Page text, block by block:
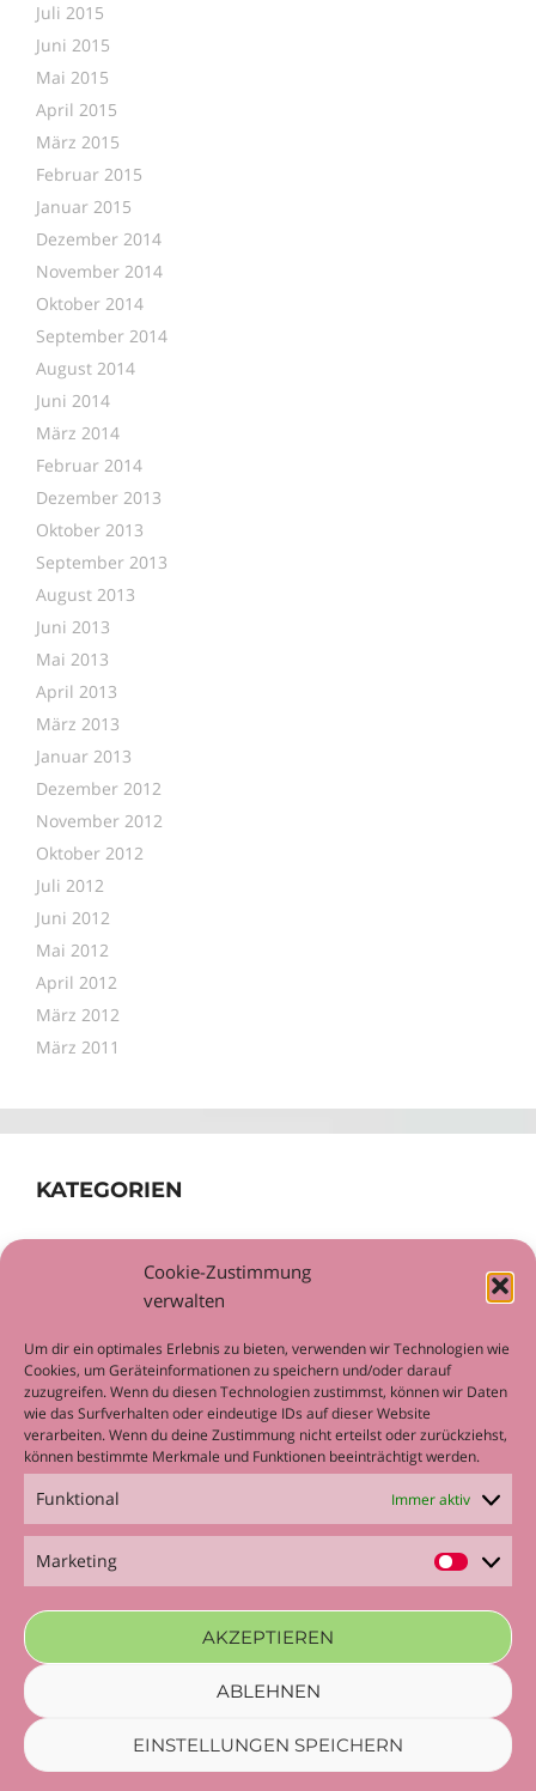
Cookie-Zustimmung
verwalten
Um dir ein optimales Erlebnis zu bieten, verwenden wir Technologien wie
Cookies, um Geräteinformationen zu speichern und/oder darauf
zuzugreifen. Wenn du diesen Technologien zustimmst, können wir Daten
wie das Surfverhalten oder eindeutige IDs auf dieser Website
verarbeiten. Wenn du deine Zustimmung nicht erteilst oder zurückziehst,
können bestimmte Merkmale und Funktionen beeinträchtigt werden.
Funktional Immer aktiv
Marketing
AKZEPTIEREN
ABLEHNEN
EINSTELLUNGEN SPEICHERN
Juli 2015
Juni 2015
Mai 2015
April 2015
März 2015
Februar 2015
Januar 2015
Dezember 2014
November 2014
Oktober 2014
September 2014
August 2014
Juni 2014
März 2014
Februar 2014
Dezember 2013
Oktober 2013
September 2013
August 2013
Juni 2013
Mai 2013
April 2013
März 2013
Januar 2013
Dezember 2012
November 2012
Oktober 2012
Juli 2012
Juni 2012
Mai 2012
April 2012
März 2012
März 2011
KATEGORIEN
META
Anmelden
Eintrags-Feed
Kommentar-Feed
WordPress.org